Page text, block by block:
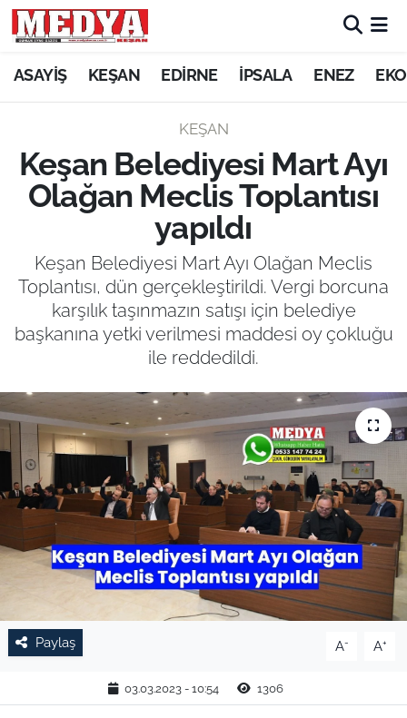
ASAYİŞ KEŞAN EDİRNE İPSALA ENEZ
KEŞAN
Keşan Belediyesi Mart Ayı
Olağan Meclis Toplantısı
yapıldı
Keşan Belediyesi Mart Ayı Olağan Meclis
Toplantısı, dün gerçekleştirildi. Vergi borcuna
karşılık taşınmazın satışı için belediye
başkanına yetki verilmesi maddesi oy çokluğu
ile reddedildi.
Paylaş A- A+
03.03.2023 - 10:54 1306
KEŞAN
ASAYİŞ
SİYASET
GÜNDEM
EKONOMİ
SAĞLIK
EĞİTİM
TARIM VE HAYVANCILIK
KÜLTÜR SANAT
RESMİ İLAN
SPOR
YAŞAM